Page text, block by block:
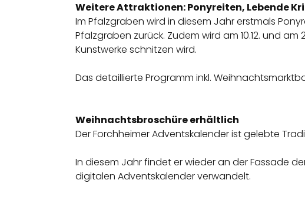
Weitere Attraktionen: Ponyreiten, Lebende
Im Pfalzgraben wird in diesem Jahr erstmals
Pfalzgraben zurück. Zudem wird am 10.12. und am
Kunstwerke schnitzen wird.
Das detaillierte Programm inkl.
Weihnachtsbroschüre erhältlich
Der Forchheimer Adventskalender ist gelebte
In diesem Jahr findet er wieder an der Fassade
digitalen Adventskalender verwandelt.